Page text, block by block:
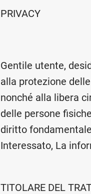
PRIVACY
Gentile utente,
alla protezione
nonché alla libera
delle persone
diritto
Interessato, La
TITOLARE DEL